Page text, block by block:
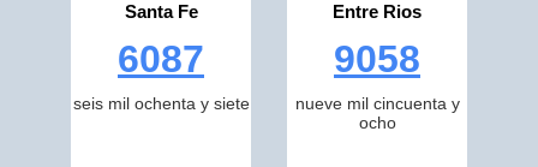
Santa Fe
6087
seis mil ochenta y siete
Entre Rios
9058
nueve mil cincuenta y
ocho